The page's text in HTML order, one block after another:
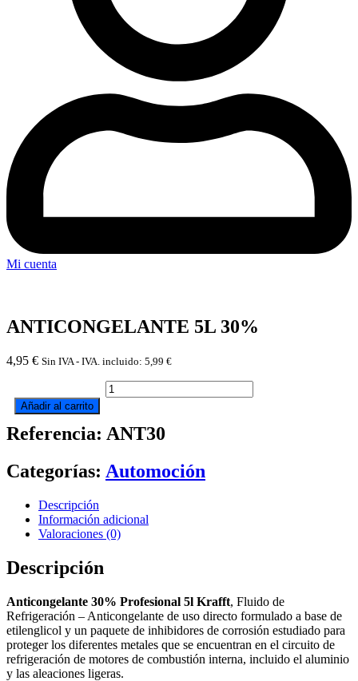
Mi cuenta
ANTICONGELANTE 5L 30%
4,95 € Sin IVA - IVA. incluido: 5,99 €
ANTICONGELANTE
5L
cantidad
Añadir al carrito
Referencia: ANT30
Categorías: Automoción
Descripción
Información adicional
Valoraciones (0)
Descripción
Anticongelante 30% Profesional 5l Krafft, Fluido de
Refrigeración – Anticongelante de uso directo formulado a base de
etilenglicol y un paquete de inhibidores de corrosión estudiado para
proteger los diferentes metales que se encuentran en el circuito de
refrigeración de motores de combustión interna, incluido el aluminio
y las aleaciones ligeras.